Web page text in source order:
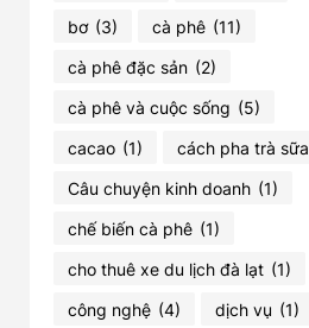
bơ (3) cà phê (11)
cà phê đặc sản (2)
cà phê và cuộc sống (5)
cacao (1) cách pha trà sữa
Câu chuyện kinh doanh (1)
chế biến cà phê (1)
cho thuê xe du lịch đà lạt (1)
công nghệ (4) dịch vụ (1)